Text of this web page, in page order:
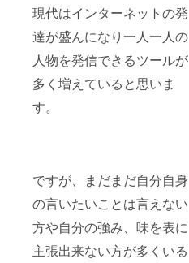
現代はインターネットの発
達が盛んになり一人一人の
人物を発信できるツールが
多く増えていると思いま
す。
ですが、まだまだ自分自身
の言いたいことは言えない
方や自分の強み、味を表に
主張出来ない方が多くいる